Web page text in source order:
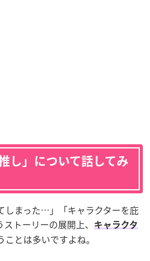
し」について話してみ
しまった…」「キャラクターを庇
トーリーの展開上、
キャラクタ
ことは多いですよね。